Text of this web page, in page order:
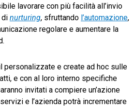
lavorare con più facilità all’invio
di nurturing, sfruttando l’automazione,
regolare e aumentare la
personalizzate e create ad hoc sulle
e con al loro interno specifiche
invitati a compiere un’azione
e l’azienda potrà incrementare